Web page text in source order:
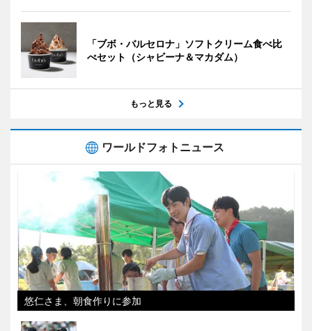
「ブボ・バルセロナ」ソフトクリーム食べ比
べセット（シャビーナ＆マカダム）
もっと見る
ワールドフォトニュース
悠仁さま、朝食作りに参加